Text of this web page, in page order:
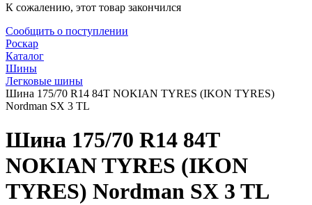
К сожалению, этот товар закончился
Сообщить о поступлении
Роскар
Каталог
Шины
Легковые шины
Шина 175/70 R14 84T NOKIAN TYRES (IKON TYRES)
Nordman SX 3 TL
Шина 175/70 R14 84T
NOKIAN TYRES (IKON
TYRES) Nordman SX 3 TL